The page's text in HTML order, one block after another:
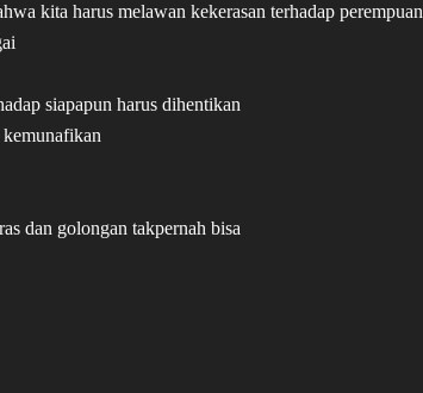
kita harus melawan kekerasan terhadap perempuan
siapapun harus dihentikan
dan golongan takpernah bisa